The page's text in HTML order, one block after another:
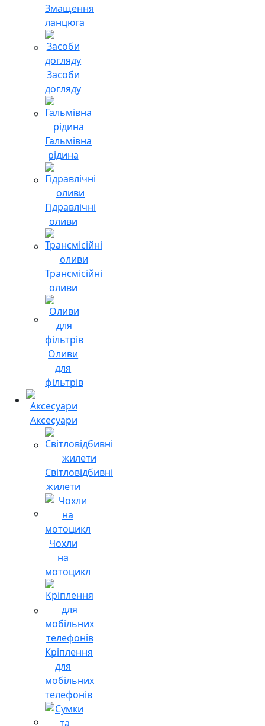
Змащення
ланцюга
Засоби
догляду
Гальмівна
рідина
Гідравлічні
оливи
Трансмісійні
оливи
Оливи
для
фільтрів
Аксесуари
Світловідбивні
жилети
Чохли
на
мотоцикл
Кріплення
для
мобільних
телефонів